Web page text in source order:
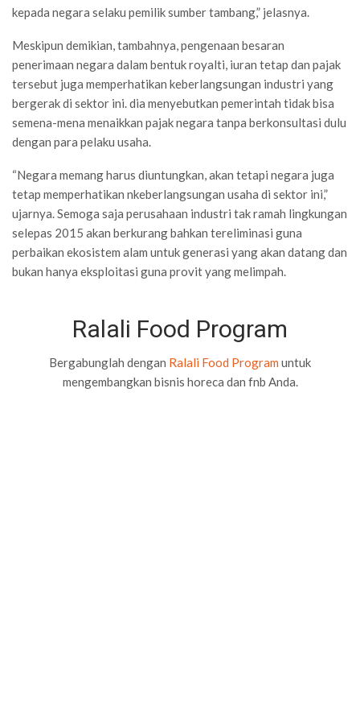
kepada negara selaku pemilik sumber tambang,” jelasnya.
Meskipun demikian, tambahnya, pengenaan besaran
penerimaan negara dalam bentuk royalti, iuran tetap dan pajak
tersebut juga memperhatikan keberlangsungan industri yang
bergerak di sektor ini. dia menyebutkan pemerintah tidak bisa
semena-mena menaikkan pajak negara tanpa berkonsultasi dulu
dengan para pelaku usaha.
“Negara memang harus diuntungkan, akan tetapi negara juga
tetap memperhatikan nkeberlangsungan usaha di sektor ini,”
ujarnya. Semoga saja perusahaan industri tak ramah lingkungan
selepas 2015 akan berkurang bahkan tereliminasi guna
perbaikan ekosistem alam untuk generasi yang akan datang dan
bukan hanya eksploitasi guna provit yang melimpah.
Ralali Food Program
Bergabunglah dengan Ralali Food Program untuk
mengembangkan bisnis horeca dan fnb Anda.